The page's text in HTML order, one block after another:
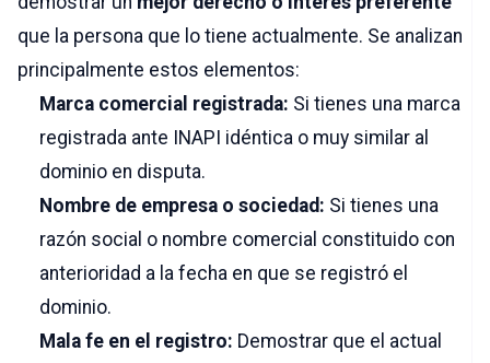
que la persona que lo tiene actualmente. Se analizan
principalmente estos elementos:
Marca comercial registrada: Si tienes una marca
registrada ante INAPI idéntica o muy similar al
dominio en disputa.
Nombre de empresa o sociedad: Si tienes una
razón social o nombre comercial constituido con
anterioridad a la fecha en que se registró el
dominio.
Mala fe en el registro: Demostrar que el actual